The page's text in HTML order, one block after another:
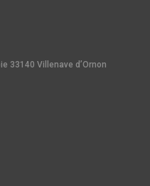
33140 Villenave d’Ornon